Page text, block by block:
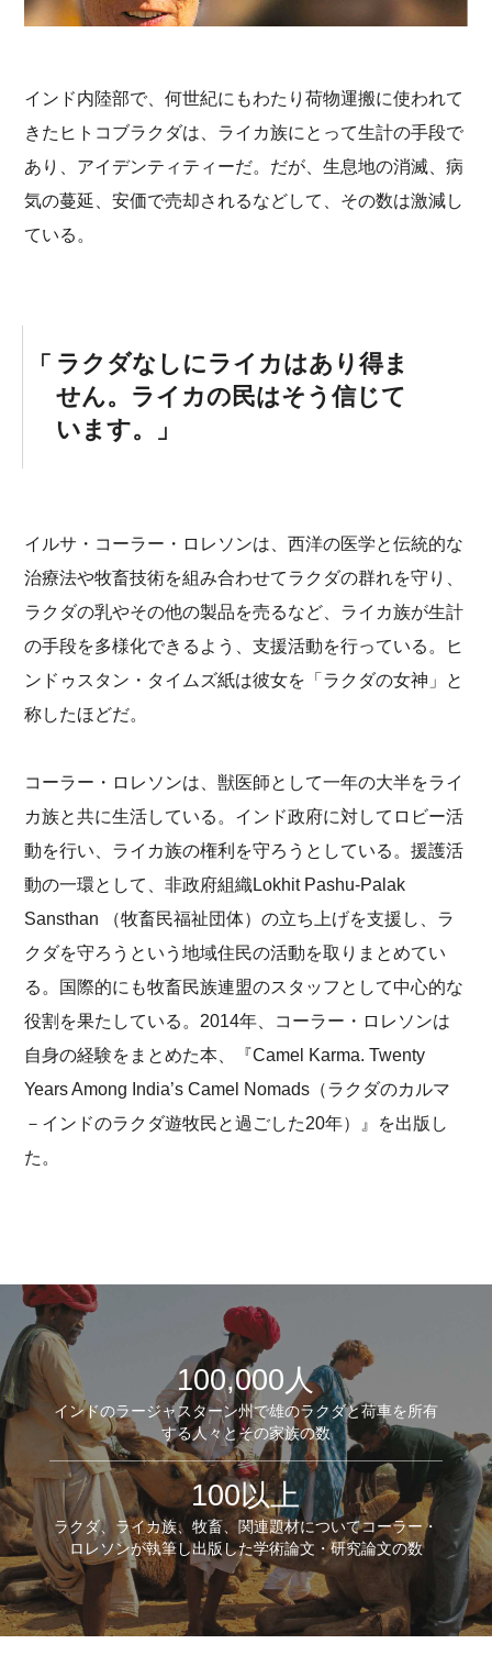
インド内陸部で、何世紀にもわたり荷物運搬に使われて
きたヒトコブラクダは、ライカ族にとって生計の手段で
あり、アイデンティティーだ。だが、生息地の消滅、病
気の蔓延、安価で売却されるなどして、その数は激減し
ている。
ラクダなしにライカはあり得ま
せん。ライカの民はそう信じて
います。
イルサ・コーラー・ロレソンは、西洋の医学と伝統的な
治療法や牧畜技術を組み合わせてラクダの群れを守り、
ラクダの乳やその他の製品を売るなど、ライカ族が生計
の手段を多様化できるよう、支援活動を行っている。ヒ
ンドゥスタン・タイムズ紙は彼女を「ラクダの女神」と
称したほどだ。
コーラー・ロレソンは、獣医師として一年の大半をライ
カ族と共に生活している。インド政府に対してロビー活
動を行い、ライカ族の権利を守ろうとしている。援護活
動の一環として、非政府組織Lokhit Pashu-Palak
Sansthan （牧畜民福祉団体）の立ち上げを支援し、ラ
クダを守ろうという地域住民の活動を取りまとめてい
る。国際的にも牧畜民族連盟のスタッフとして中心的な
役割を果たしている。2014年、コーラー・ロレソンは
自身の経験をまとめた本、『Camel Karma. Twenty
Years Among India’s Camel Nomads（ラクダのカルマ
－インドのラクダ遊牧民と過ごした20年）』を出版し
た。
100,000人
インドのラージャスターン州で雄のラクダと荷車を所有
する人々とその家族の数
100以上
ラクダ、ライカ族、牧畜、関連題材についてコーラー・
ロレソンが執筆し出版した学術論文・研究論文の数